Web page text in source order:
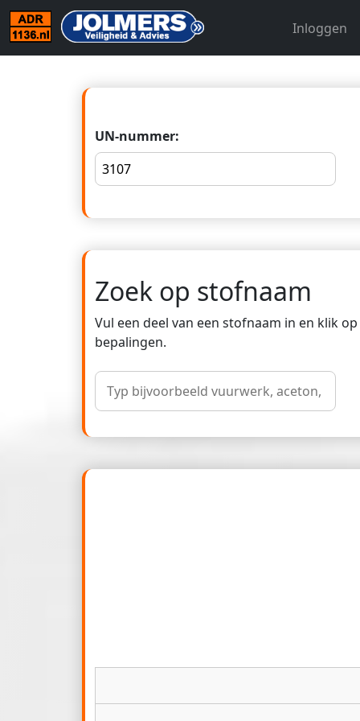
Inloggen
UN-nummer:
Zoek op stofnaam
Vul een deel van een stofnaam in en klik
bepalingen.